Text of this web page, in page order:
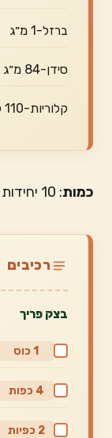
ברזל-1 מ״ג
סידן-84 מ״ג
קלוריות-110 קק"ל
כמות: 10 יחידות
רכיבים
בצק פריך
1 כוס
4 כפות
2 כפיות